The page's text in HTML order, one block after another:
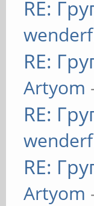
RE:
RE:
Artyom
RE:
RE:
Artyom